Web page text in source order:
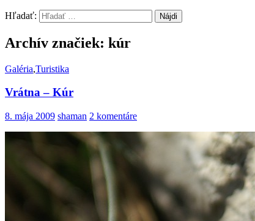
Hľadať:
Archív značiek: kúr
Galéria,Turistika
Vrátna – Kúr
8. mája 2009 shaman 2 komentáre